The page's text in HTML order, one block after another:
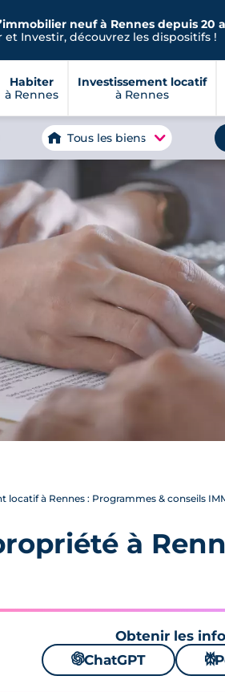
neuf à Rennes depuis 20
et Investir, découvrez les dispositifs !
Habiter
à Rennes
Investissement locatif
à Rennes
Tous les biens
locatif à Rennes : Programmes & conseils
à
Obtenir les
🌌ChatGPT ⚙